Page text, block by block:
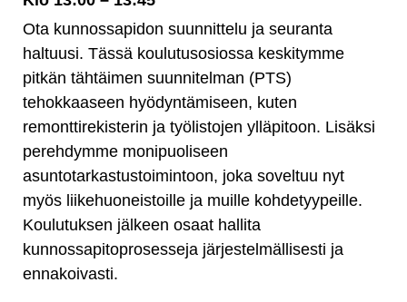
Ota kunnossapidon suunnittelu ja seuranta
haltuusi. Tässä koulutusosiossa keskitymme
pitkän tähtäimen suunnitelman (PTS)
tehokkaaseen hyödyntämiseen, kuten
remonttirekisterin ja työlistojen ylläpitoon. Lisäksi
perehdymme monipuoliseen
asuntotarkastustoimintoon, joka soveltuu nyt
myös liikehuoneistoille ja muille kohdetyypeille.
Koulutuksen jälkeen osaat hallita
kunnossapitoprosesseja järjestelmällisesti ja
ennakoivasti.